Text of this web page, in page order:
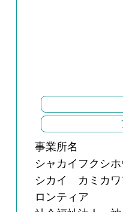
事業所名
シャカイフクシ
シカイ カミカワ
ロンティア